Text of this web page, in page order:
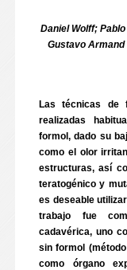
Daniel Wolff;
Gustavo Armand
Las técnicas de
realizadas
formol, dado su
como el olor
estructuras, así
teratogénico y
es deseable
trabajo fue
cadavérica, uno
sin formol
como órgano